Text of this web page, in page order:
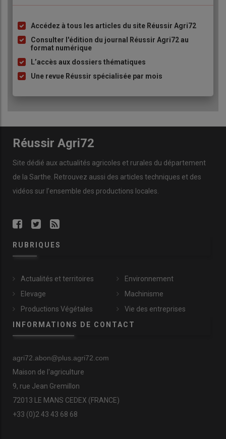
Liste
à
puce
Accédez à tous les articles du site Réussir Agri72
Consulter l'édition du journal Réussir Agri72 au
format numérique
L’accès aux dossiers thématiques
Une revue Réussir spécialisée par mois
Réussir Agri72
Site dédié aux actualités agricoles et rurales du département
de la Sarthe. Retrouvez aussi des articles techniques et des
vidéos sur l’ensemble des productions locales.
RUBRIQUES
Actualités et territoires
Elevage
Productions Végétales
Environnement
Machinisme
Vie des entreprises
INFORMATIONS DE CONTACT
agri72.abon@plus.agri72.com
Maison de l'agriculture
9, rue Jean Gremillon
72013 LE MANS CEDEX (FRANCE)
+33 (0)2 43 43 68 68